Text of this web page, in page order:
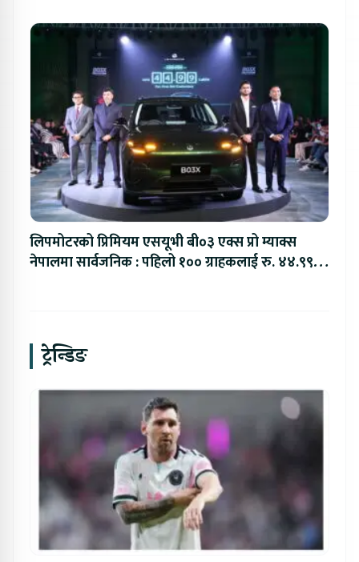
लिपमोटरको प्रिमियम एसयूभी बी०३ एक्स प्रो म्याक्स
नेपालमा सार्वजनिक : पहिलो १०० ग्राहकलाई रु. ४४.९९
ट्रेन्डिङ